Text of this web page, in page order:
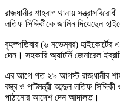
রাজধানীর শাহবাগ থানায়
লতিফ সিদ্দিকীকে জামিন দিয়েছেন
বৃহস্পতিবার (৬ নভেম্বর) হাইকোর্টের
দেন। সহকারি অ্যাটর্নি জেনারেল
এর আগে গত ২৯ আগস্ট রাজধানীর
বস্ত্র ও পাটমন্ত্রী আব্দুল লতিফ
পাঠানোর আদেশ দেন আদালত।